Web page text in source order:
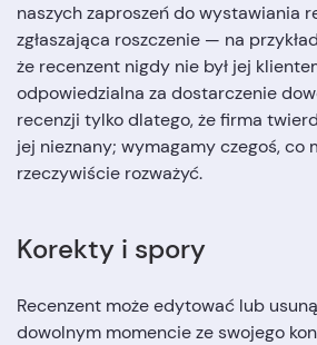
naszych zaproszeń do wystawiania
zgłaszająca roszczenie — na
że recenzent nigdy nie był jej
odpowiedzialna za dostarczenie
recenzji tylko dlatego, że firma
jej nieznany; wymagamy czegoś, co
rzeczywiście rozważyć.
Korekty i spory
Recenzent może edytować lub
dowolnym momencie ze swojego